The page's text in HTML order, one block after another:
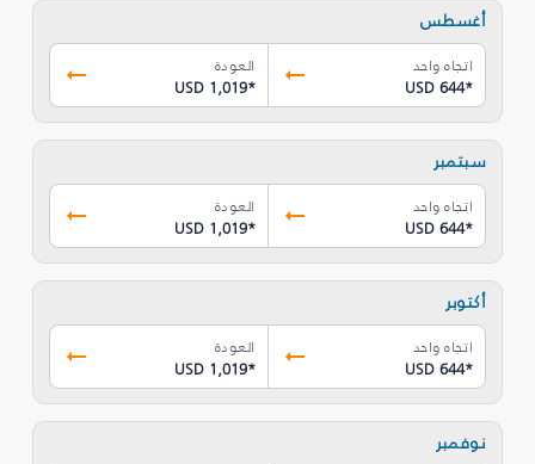
أغسطس
اتجاه واحد
USD 644*
العودة
USD 1,019*
سبتمبر
اتجاه واحد
USD 644*
العودة
USD 1,019*
أكتوبر
اتجاه واحد
USD 644*
العودة
USD 1,019*
نوفمبر